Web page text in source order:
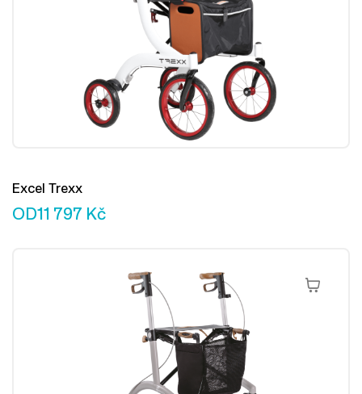
Excel Trexx
OD11 797 Kč
Výběr